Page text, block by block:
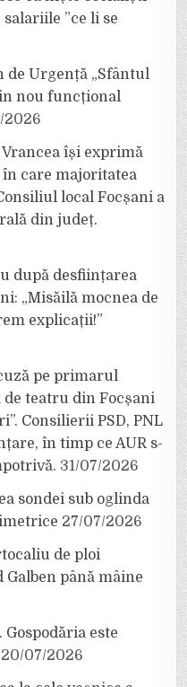
”ce li se
Urgență „Sfântul
nou funcțional
2026
își exprimă
care majoritatea
local Focșani a
din județ.
după desființarea
„Misăilă mocnea de
explicații!”
pe primarul
teatru din Focșani
Consilierii PSD, PNL
în timp ce AUR s-
31/07/2026
sondei sub oglinda
27/07/2026
de ploi
Galben până mâine
Gospodăria este
20/07/2026